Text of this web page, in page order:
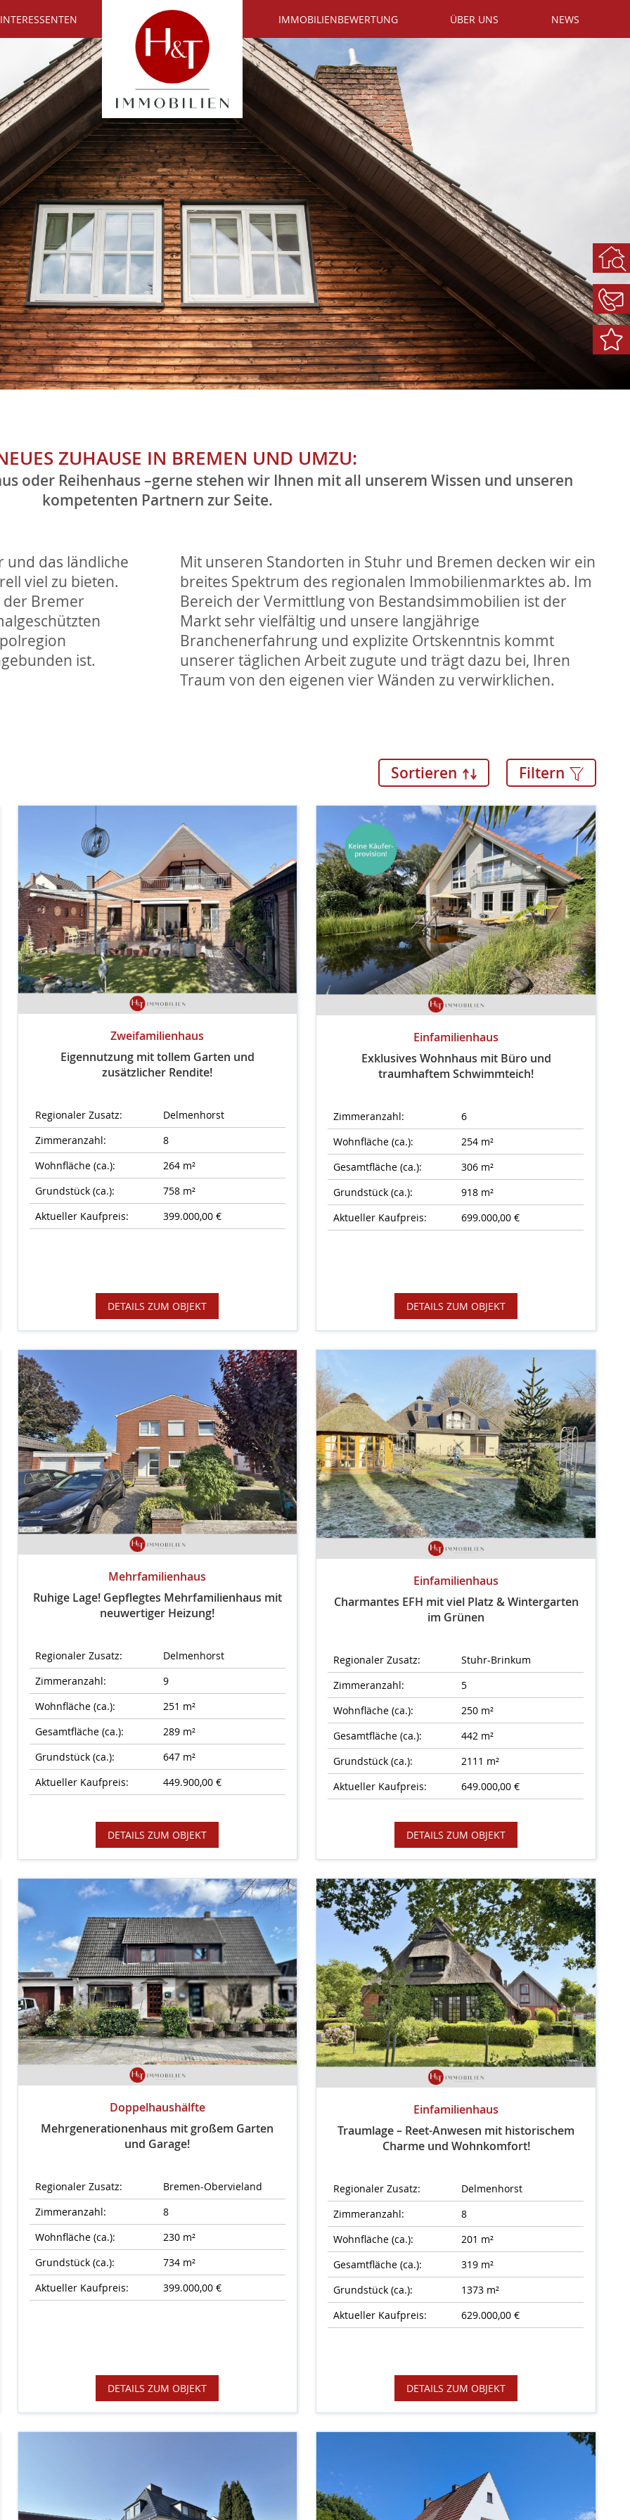
IMMOBILIENBEWERTUNG ÜBER UNS NEWS
ZUHAUSE IN BREMEN UND UMZU:
oder Reihenhaus –gerne stehen wir Ihnen mit all unserem Wissen und unseren
kompetenten Partnern zur Seite.
und das ländliche
viel zu bieten.
der Bremer
ist.
Mit unseren Standorten in Stuhr und Bremen decken wir ein
breites Spektrum des regionalen Immobilienmarktes ab. Im
Bereich der Vermittlung von Bestandsimmobilien ist der
Markt sehr vielfältig und unsere langjährige
Branchenerfahrung und explizite Ortskenntnis kommt
unserer täglichen Arbeit zugute und trägt dazu bei, Ihren
Traum von den eigenen vier Wänden zu verwirklichen.
Sortieren Filtern
Zweifamilienhaus
Eigennutzung mit tollem Garten und
zusätzlicher Rendite!
Regionaler Zusatz:
Delmenhorst
Zimmeranzahl:
8
Wohnfläche (ca.):
264 m²
Grundstück (ca.):
758 m²
Aktueller Kaufpreis:
399.000,00 €
DETAILS ZUM OBJEKT
Einfamilienhaus
Exklusives Wohnhaus mit Büro und
traumhaftem Schwimmteich!
Zimmeranzahl:
6
Wohnfläche (ca.):
254 m²
Gesamtfläche (ca.):
306 m²
Grundstück (ca.):
918 m²
Aktueller Kaufpreis:
699.000,00 €
DETAILS ZUM OBJEKT
Mehrfamilienhaus
Ruhige Lage! Gepflegtes Mehrfamilienhaus mit
neuwertiger Heizung!
Regionaler Zusatz:
Delmenhorst
Zimmeranzahl:
9
Wohnfläche (ca.):
251 m²
Gesamtfläche (ca.):
289 m²
Grundstück (ca.):
647 m²
Aktueller Kaufpreis:
449.900,00 €
DETAILS ZUM OBJEKT
Einfamilienhaus
Charmantes EFH mit viel Platz & Wintergarten
im Grünen
Regionaler Zusatz:
Stuhr-Brinkum
Zimmeranzahl:
5
Wohnfläche (ca.):
250 m²
Gesamtfläche (ca.):
442 m²
Grundstück (ca.):
2111 m²
Aktueller Kaufpreis:
649.000,00 €
DETAILS ZUM OBJEKT
Doppelhaushälfte
Mehrgenerationenhaus mit großem Garten
und Garage!
Regionaler Zusatz:
Bremen-Obervieland
Zimmeranzahl:
8
Wohnfläche (ca.):
230 m²
Grundstück (ca.):
734 m²
Aktueller Kaufpreis:
399.000,00 €
DETAILS ZUM OBJEKT
Einfamilienhaus
Traumlage – Reet-Anwesen mit historischem
Charme und Wohnkomfort!
Regionaler Zusatz:
Delmenhorst
Zimmeranzahl:
8
Wohnfläche (ca.):
201 m²
Gesamtfläche (ca.):
319 m²
Grundstück (ca.):
1373 m²
Aktueller Kaufpreis:
629.000,00 €
DETAILS ZUM OBJEKT